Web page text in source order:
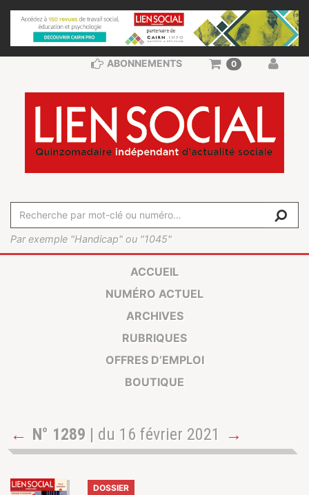
Par exemple "Handicap" ou "1045"
ABONNEMENTS 0
ACCUEIL
NUMÉRO ACTUEL
ARCHIVES
RUBRIQUES
OFFRES D’EMPLOI
BOUTIQUE
← N° 1289 | du 16 février 2021 →
DOSSIER